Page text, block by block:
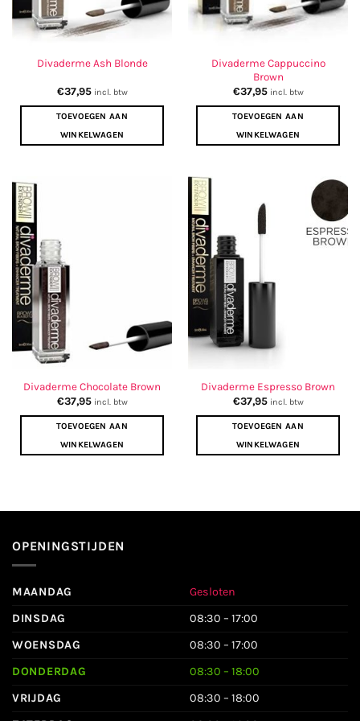
Divaderme Ash Blonde
€37,95 incl. btw
TOEVOEGEN AAN
WINKELWAGEN
Divaderme Cappuccino
Brown
€37,95 incl. btw
TOEVOEGEN AAN
WINKELWAGEN
Divaderme Chocolate Brown
€37,95 incl. btw
TOEVOEGEN AAN
WINKELWAGEN
Divaderme Espresso Brown
€37,95 incl. btw
TOEVOEGEN AAN
WINKELWAGEN
OPENINGSTIJDEN
MAANDAG
Gesloten
DINSDAG
08:30 – 17:00
WOENSDAG
08:30 – 17:00
DONDERDAG
08:30 – 18:00
VRIJDAG
08:30 – 18:00